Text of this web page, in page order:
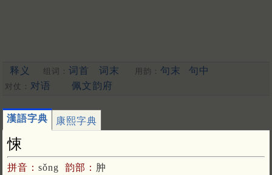
释义 组词： 词首 词末 用韵： 句末 句中
对仗： 对语 佩文韵府
漢語字典 康熙字典
悚
拼音： sǒng 韵部： 肿